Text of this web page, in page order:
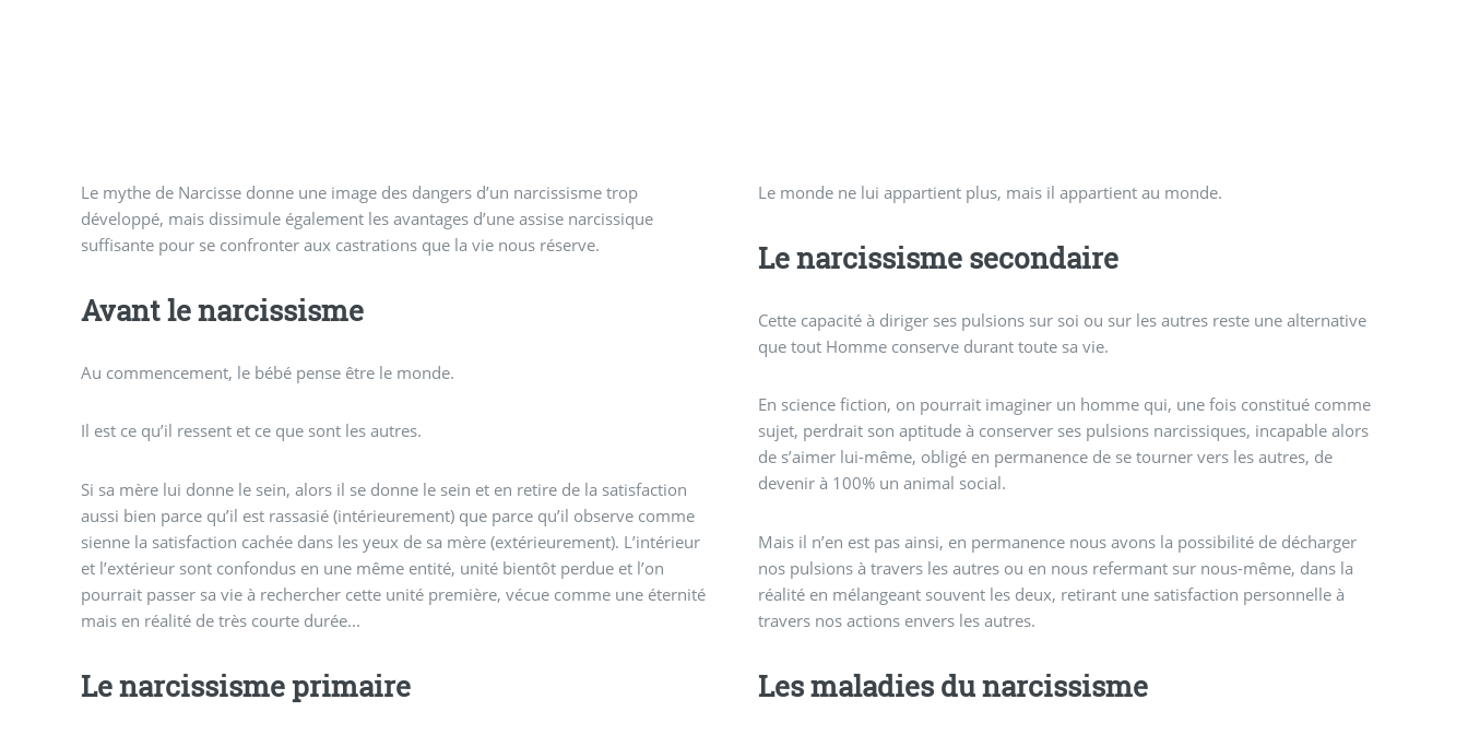
Le mythe de Narcisse donne une image des dangers d’un narcissisme trop
développé, mais dissimule également les avantages d’une assise narcissique
suffisante pour se confronter aux castrations que la vie nous réserve.
Avant le narcissisme
Au commencement, le bébé pense être le monde.
Il est ce qu’il ressent et ce que sont les autres.
Si sa mère lui donne le sein, alors il se donne le sein et en retire de la satisfaction
aussi bien parce qu’il est rassasié (intérieurement) que parce qu’il observe comme
sienne la satisfaction cachée dans les yeux de sa mère (extérieurement). L’intérieur
et l’extérieur sont confondus en une même entité, unité bientôt perdue et l’on
pourrait passer sa vie à rechercher cette unité première, vécue comme une éternité
mais en réalité de très courte durée...
Le narcissisme primaire
Le monde ne lui appartient plus, mais il appartient au monde.
Le narcissisme secondaire
Cette capacité à diriger ses pulsions sur soi ou sur les autres reste une alternative
que tout Homme conserve durant toute sa vie.
En science fiction, on pourrait imaginer un homme qui, une fois constitué comme
sujet, perdrait son aptitude à conserver ses pulsions narcissiques, incapable alors
de s’aimer lui-même, obligé en permanence de se tourner vers les autres, de
devenir à 100% un animal social.
Mais il n’en est pas ainsi, en permanence nous avons la possibilité de décharger
nos pulsions à travers les autres ou en nous refermant sur nous-même, dans la
réalité en mélangeant souvent les deux, retirant une satisfaction personnelle à
travers nos actions envers les autres.
Les maladies du narcissisme